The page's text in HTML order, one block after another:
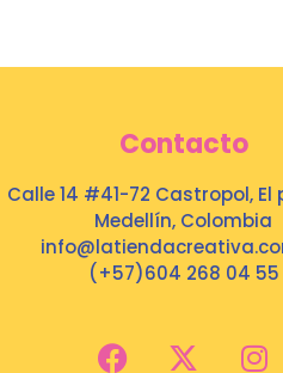
Contacto
Calle 14 #41-72 Castropol, El
Medellín, Colombia
(+57)604 268 04 55